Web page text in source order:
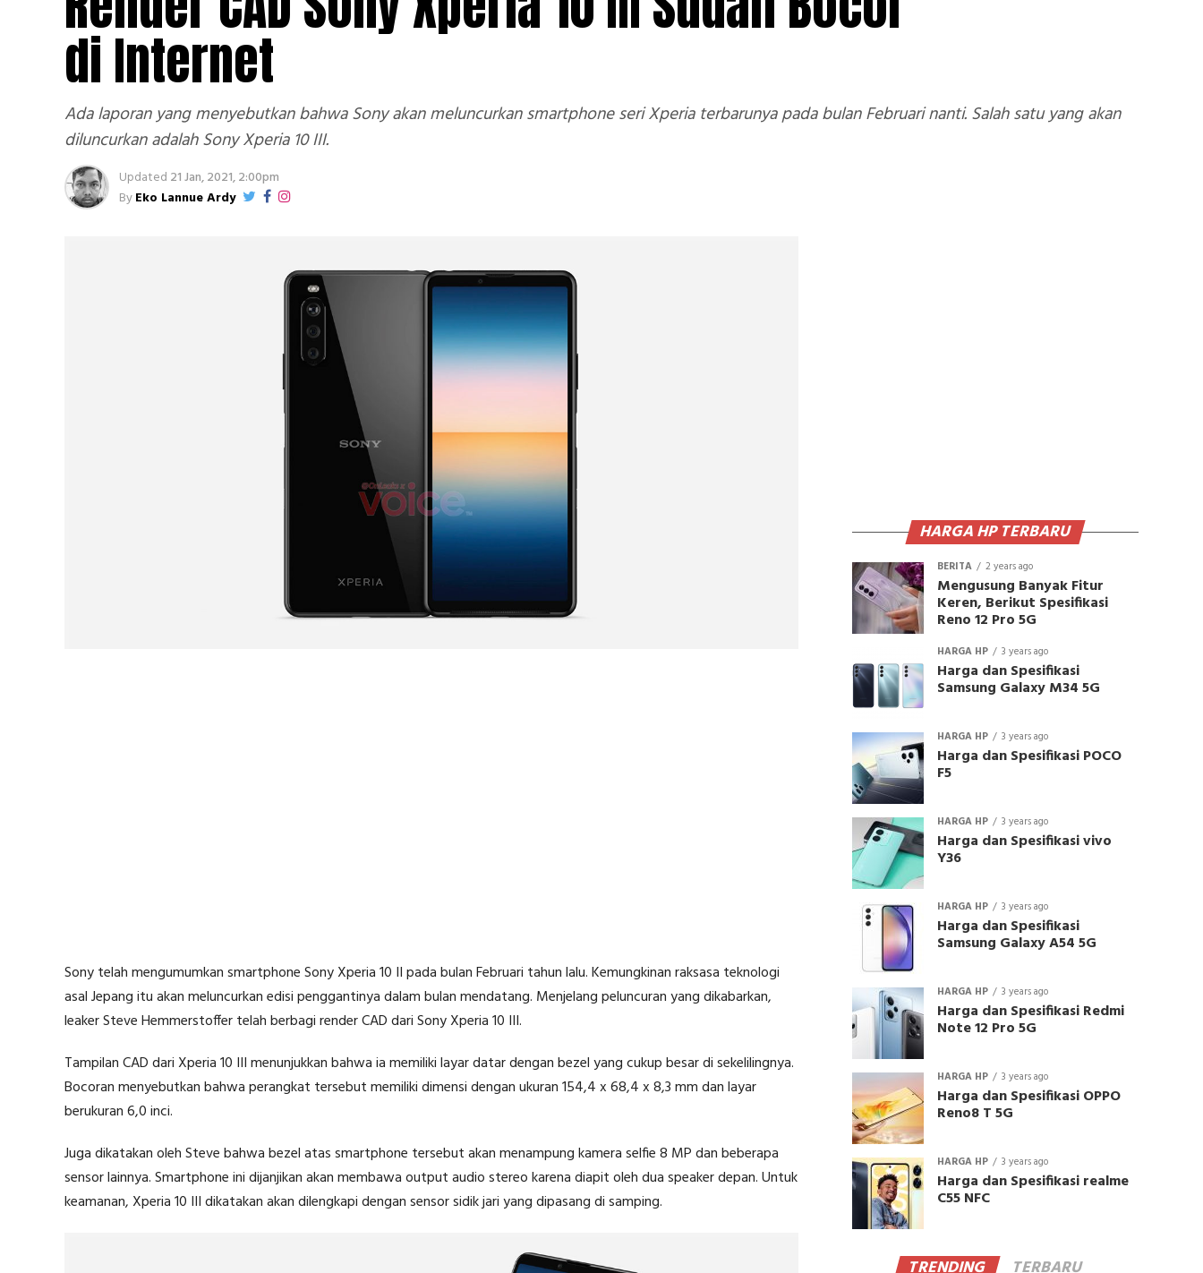
di Internet
Ada laporan yang menyebutkan bahwa Sony akan meluncurkan smartphone seri Xperia terbarunya pada bulan Februari nanti. Salah satu yang akan
diluncurkan adalah Sony Xperia 10 III.
Updated 21 Jan, 2021, 2:00pm
ByEko Lannue Ardy
Sony telah mengumumkan smartphone Sony Xperia 10 II pada bulan Februari tahun lalu. Kemungkinan raksasa teknologi
asal Jepang itu akan meluncurkan edisi penggantinya dalam bulan mendatang. Menjelang peluncuran yang dikabarkan,
leaker Steve Hemmerstoffer telah berbagi render CAD dari Sony Xperia 10 III.
Tampilan CAD dari Xperia 10 III menunjukkan bahwa ia memiliki layar datar dengan bezel yang cukup besar di sekelilingnya.
Bocoran menyebutkan bahwa perangkat tersebut memiliki dimensi dengan ukuran 154,4 x 68,4 x 8,3 mm dan layar
berukuran 6,0 inci.
Juga dikatakan oleh Steve bahwa bezel atas smartphone tersebut akan menampung kamera selfie 8 MP dan beberapa
sensor lainnya. Smartphone ini dijanjikan akan membawa output audio stereo karena diapit oleh dua speaker depan. Untuk
keamanan, Xperia 10 III dikatakan akan dilengkapi dengan sensor sidik jari yang dipasang di samping.
HARGA HP TERBARU
BERITA 2 years ago
Mengusung Banyak Fitur
Keren, Berikut Spesifikasi
Reno 12 Pro 5G
HARGA HP 3 years ago
Harga dan Spesifikasi
Samsung Galaxy M34 5G
HARGA HP 3 years ago
Harga dan Spesifikasi POCO
F5
HARGA HP 3 years ago
Harga dan Spesifikasi vivo
Y36
HARGA HP 3 years ago
Harga dan Spesifikasi
Samsung Galaxy A54 5G
HARGA HP 3 years ago
Harga dan Spesifikasi Redmi
Note 12 Pro 5G
HARGA HP 3 years ago
Harga dan Spesifikasi OPPO
Reno8 T 5G
HARGA HP 3 years ago
Harga dan Spesifikasi realme
C55 NFC